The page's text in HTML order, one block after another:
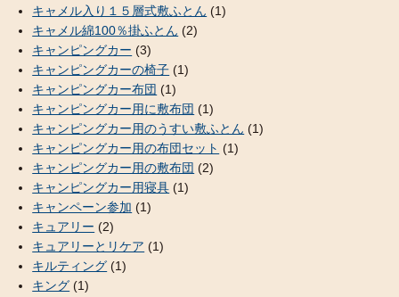
キャメル入り１５層式敷ふとん (1)
キャメル綿100％掛ふとん (2)
キャンピングカー (3)
キャンピングカーの椅子 (1)
キャンピングカー布団 (1)
キャンピングカー用に敷布団 (1)
キャンピングカー用のうすい敷ふとん (1)
キャンピングカー用の布団セット (1)
キャンピングカー用の敷布団 (2)
キャンピングカー用寝具 (1)
キャンペーン参加 (1)
キュアリー (2)
キュアリーとリケア (1)
キルティング (1)
キング (1)